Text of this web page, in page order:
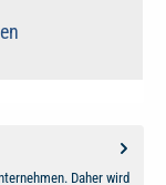
Daher wird